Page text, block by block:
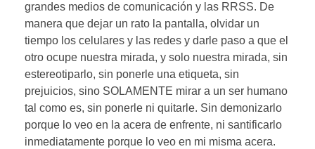
grandes medios de comunicación y las RRSS. De
manera que dejar un rato la pantalla, olvidar un
tiempo los celulares y las redes y darle paso a que el
otro ocupe nuestra mirada, y solo nuestra mirada, sin
estereotiparlo, sin ponerle una etiqueta, sin
prejuicios, sino SOLAMENTE mirar a un ser humano
tal como es, sin ponerle ni quitarle. Sin demonizarlo
porque lo veo en la acera de enfrente, ni santificarlo
inmediatamente porque lo veo en mi misma acera.